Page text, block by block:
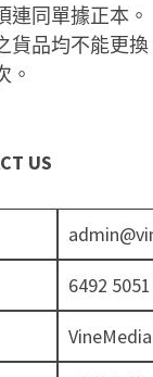
連同單據正本。
貨品均不能更換
。
US
6492 5051
VineMedia